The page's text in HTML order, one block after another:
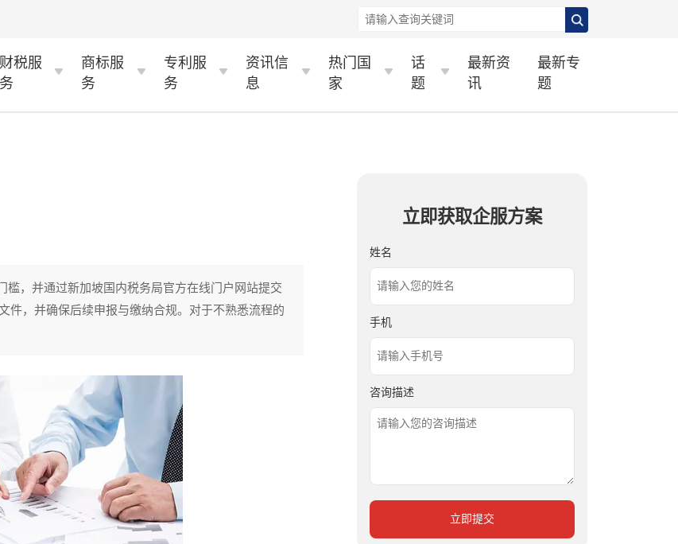
财税服
务
商标服
务
专利服
务
资讯信
息
热门国
家
话
题
最新资
讯
最新专
题
，并通过新加坡国内税务局官方在线门户网站提交
件，并确保后续申报与缴纳合规。对于不熟悉流程的
立即获取企服方案
姓名
手机
咨询描述
立即提交